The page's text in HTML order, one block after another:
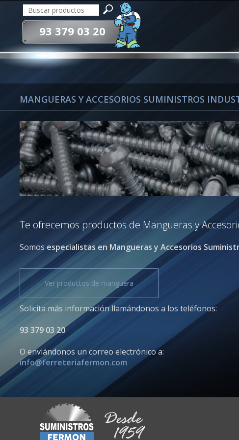
93 379 03 20
MANGUERAS Y ACCESORIOS SUMINISTROS
Te ofrecemos productos de Mangueras y
Somos especialistas en Mangueras y Accesorios
Ver productos de manguera
Solicita más información llamándonos a los teléfonos:
93 379 03 20
O enviándonos un correo electrónico a:
info@ferreteriafermon.com